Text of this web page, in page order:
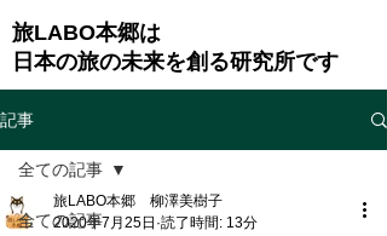
旅LABO本郷は
​日本の旅の未来を創る研究所です
記事
全ての記事
全ての記事
旅LABO本郷 柳澤美樹子
2020年7月25日 読了時間: 13分